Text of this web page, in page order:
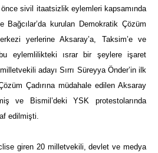
sivil itaatsizlik eylemleri kapsamında
Bağcılar’da kurulan Demokratik Çözüm
yerlerine Aksaray’a, Taksim’e ve
bu eylemlilikteki ısrar bir şeylere işaret
adayı Sırrı Süreyya Önder’in ilk
Çadırına müdahale edilen Aksaray
ve Bismil’deki YSK protestolarında
edilmişti.
giren 20 milletvekili, devlet ve medya